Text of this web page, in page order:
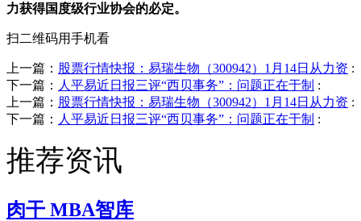
力获得国度级行业协会的必定。
扫二维码用手机看
上一篇： 股票行情快报：易瑞生物（300942）1月14日从力资 :
下一篇： 人平易近日报三评“西贝事务”：问题正在于制 :
上一篇： 股票行情快报：易瑞生物（300942）1月14日从力资 :
下一篇： 人平易近日报三评“西贝事务”：问题正在于制 :
推荐资讯
肉干 MBA智库